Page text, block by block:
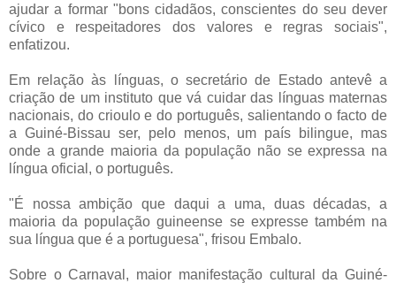
ajudar a formar "bons cidadãos, conscientes do seu dever
cívico e respeitadores dos valores e regras sociais",
enfatizou.
Em relação às línguas, o secretário de Estado antevê a
criação de um instituto que vá cuidar das línguas maternas
nacionais, do crioulo e do português, salientando o facto de
a Guiné-Bissau ser, pelo menos, um país bilingue, mas
onde a grande maioria da população não se expressa na
língua oficial, o português.
"É nossa ambição que daqui a uma, duas décadas, a
maioria da população guineense se expresse também na
sua língua que é a portuguesa", frisou Embalo.
Sobre o Carnaval, maior manifestação cultural da Guiné-